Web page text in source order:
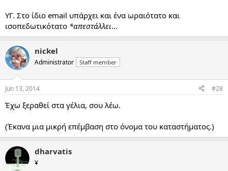
ΥΓ. Στο ίδιο email υπάρχει και ένα ωραιότατο και
ισοπεδωτικότατο *απεστάλλει...
nickel
Administrator Staff member
Jun 13, 2014 #28
Έχω ξεραθεί στα γέλια, σου λέω.
(Έκανα μια μικρή επέμβαση στο όνομα του καταστήματος.)
dharvatis
¥